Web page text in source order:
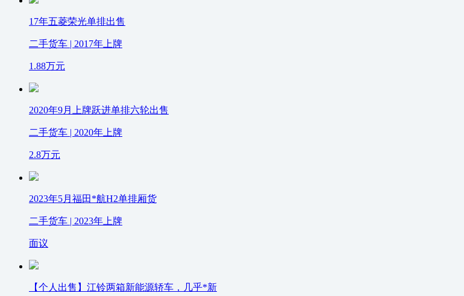
17年五菱荣光单排出售
二手货车 | 2017年上牌
1.88万元
2020年9月上牌跃进单排六轮出售
二手货车 | 2020年上牌
2.8万元
2023年5月福田*航H2单排厢货
二手货车 | 2023年上牌
面议
【个人出售】江铃两箱新能源轿车，几乎*新